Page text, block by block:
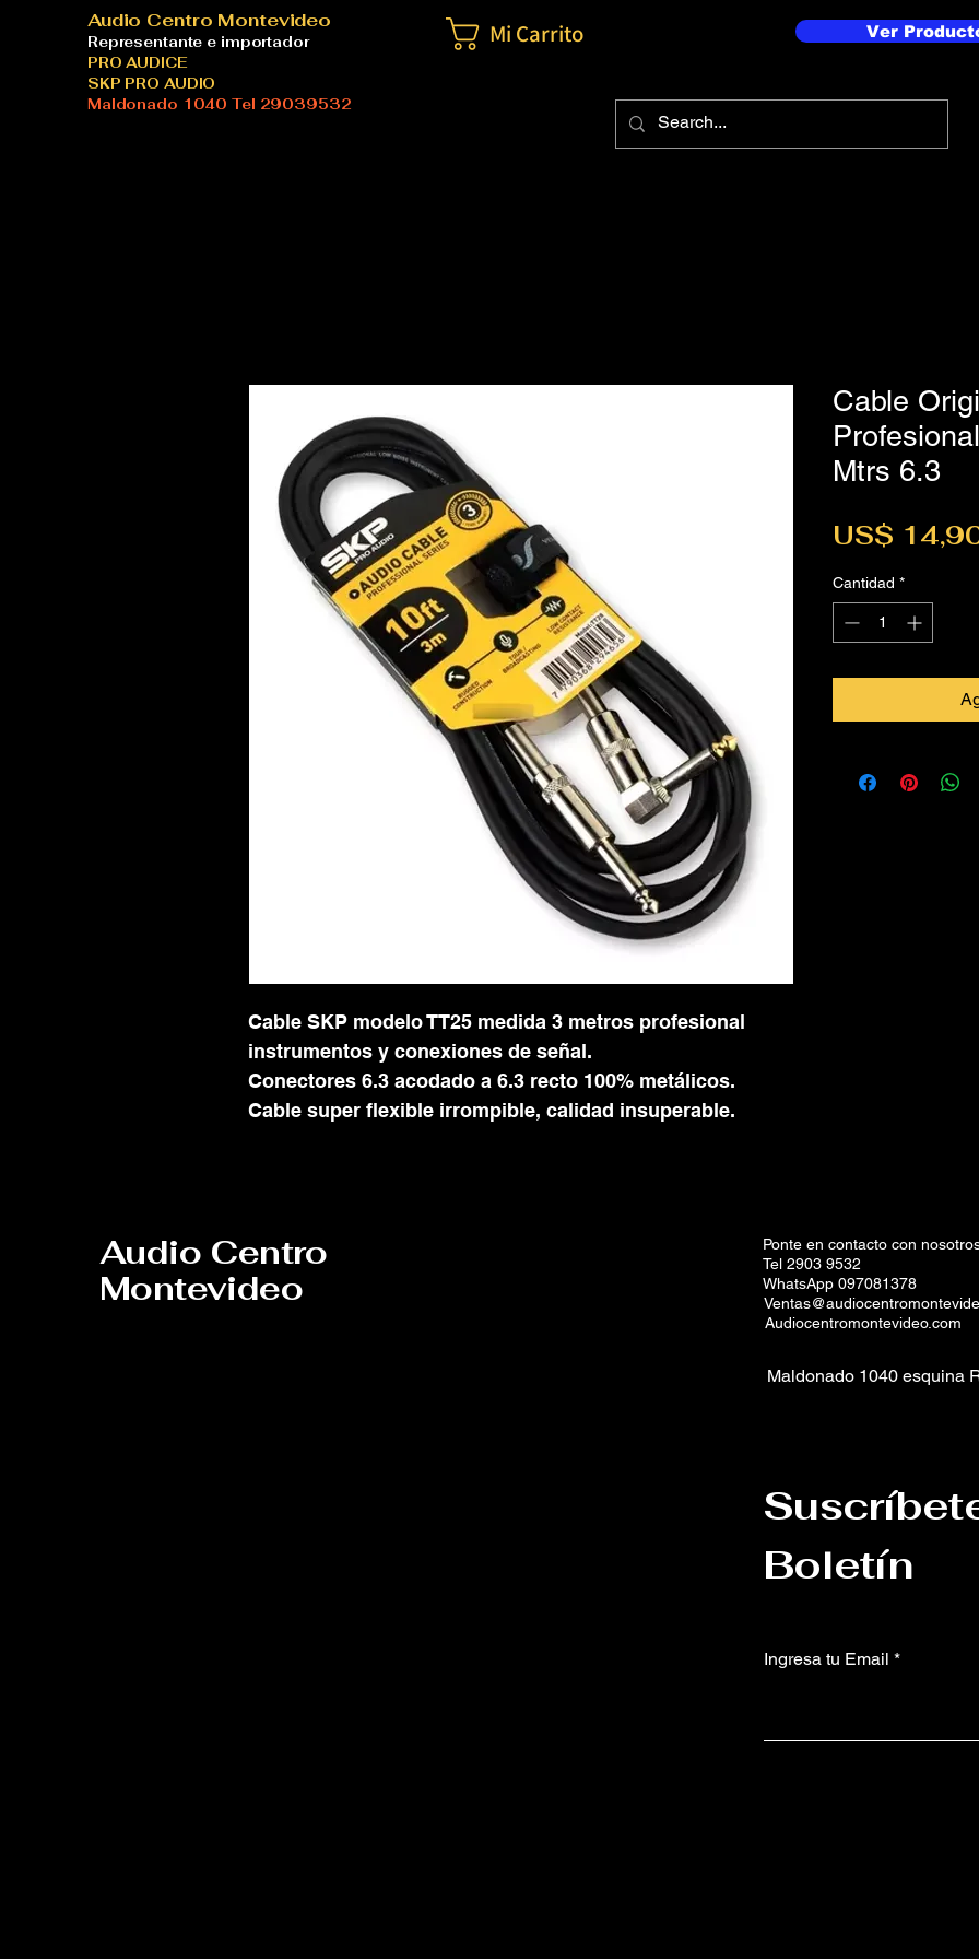
Audio Centro Montevideo
Representante e importador
PRO AUDICE
SKP PRO AUDIO
Maldonado 1040 Tel 29039532
Mi Carrito Ver
Cable SKP modelo TT25 medida 3 metros profesional
instrumentos y conexiones de señal.
Conectores 6.3 acodado a 6.3 recto 100% metálicos.
Cable super flexible irrompible, calidad insuperable.
Cable
Mtrs 6.3
US$
Cantidad *
Audio Centro
Montevideo
Ponte en contacto con
Tel 2903 9532
WhatsApp 097081378
Audiocentromontevideo.com
Maldonado 1040 esquina
Boletín
Ingresa tu Email